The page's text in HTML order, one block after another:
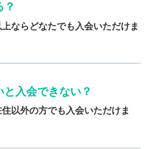
ならどなたでも入会いただけま
入会できない？
以外の方でも入会いただけま